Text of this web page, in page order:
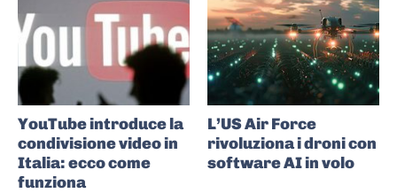
YouTube introduce la
condivisione video in
Italia: ecco come
funziona
L’US Air Force
rivoluziona i droni con
software AI in volo